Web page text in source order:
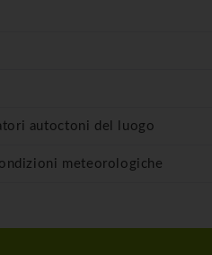
autoctoni del luogo
meteorologiche